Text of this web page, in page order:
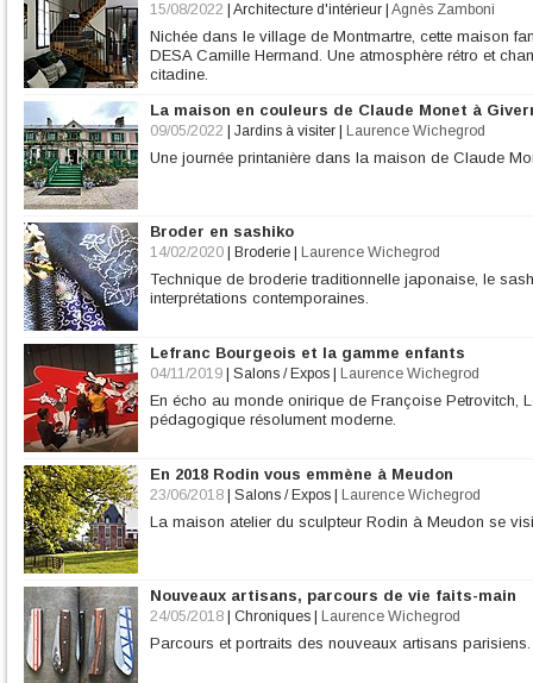
15/08/2022 Architecture d'intérieur Agnès Zamboni
Nichée dans le village de Montmartre, cette maison
DESA Camille Hermand. Une atmosphère rétro et
citadine.
La maison en couleurs de Claude Monet à
09/05/2022 Jardins à visiter Laurence Wichegrod
Une journée printanière dans la maison de Claude
Broder en sashiko
14/02/2020 Broderie Laurence Wichegrod
Technique de broderie traditionnelle japonaise, le
interprétations contemporaines.
Lefranc Bourgeois et la gamme enfants
04/11/2019 Salons / Expos Laurence Wichegrod
En écho au monde onirique de Françoise Petrovitch,
pédagogique résolument moderne.
En 2018 Rodin vous emmène à Meudon
23/06/2018 Salons / Expos Laurence Wichegrod
La maison atelier du sculpteur Rodin à Meudon se
Nouveaux artisans, parcours de vie faits-main
24/05/2018 Chroniques Laurence Wichegrod
Parcours et portraits des nouveaux artisans parisiens.